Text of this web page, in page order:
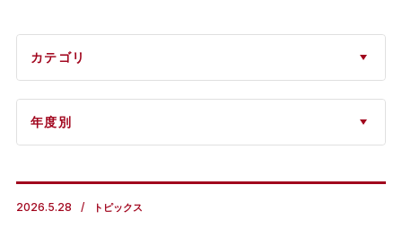
2026.5.28 トピックス
カテゴリ
年度別